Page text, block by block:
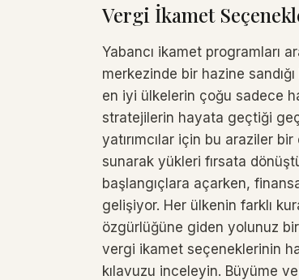
Vergi İkamet
Yabancı ikamet programları
merkezinde bir hazine
en iyi ülkelerin çoğu sadece
stratejilerin hayata geçtiği
yatırımcılar için bu araziler
sunarak yükleri fırsata
başlangıçlara açarken,
gelişiyor. Her ülkenin farklı
özgürlüğüne giden yolunuz
vergi ikamet seçeneklerinin
kılavuzu inceleyin. Büyüme